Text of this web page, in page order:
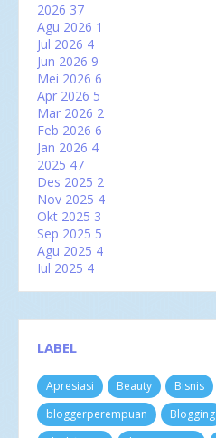
2026 37
Agu 2026 1
Jul 2026 4
Jun 2026 9
Mei 2026 6
Apr 2026 5
Mar 2026 2
Feb 2026 6
Jan 2026 4
2025 47
Des 2025 2
Nov 2025 4
Okt 2025 3
Sep 2025 5
Agu 2025 4
Jul 2025 4
Apr 20252
Feb 2025
Jan 20257
202460
Des 20243
Nov 20244
LABEL
Apresiasi Beauty Bisnis
bloggerperempuan
Blogging